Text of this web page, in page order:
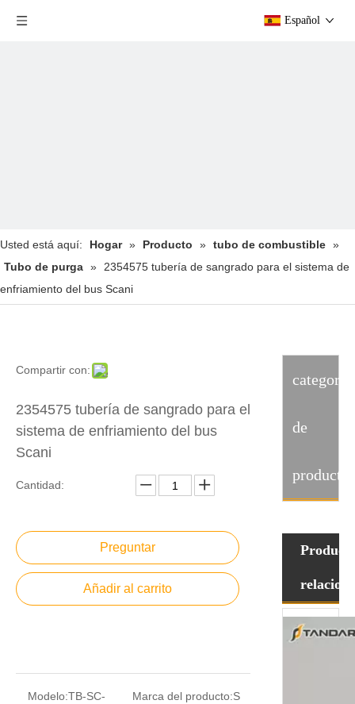
Español
Usted está aquí: Hogar » Producto » tubo de combustible »
Tubo de purga »
2354575 tubería de sangrado para el sistema de
enfriamiento del bus Scani
Compartir con:
2354575 tubería de sangrado para el
sistema de enfriamiento del bus
Scani
Cantidad:
Preguntar
Añadir al carrito
Modelo:TB-SC-
Marca del producto:S
categoria
de
producto